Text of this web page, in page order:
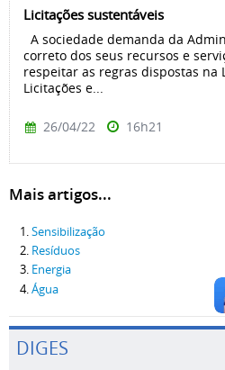
Licitações sustentáveis
A sociedade demanda da
correto dos seus recursos e
respeitar as regras dispostas na
Licitações e...
26/04/22 16h21
Mais artigos...
Sensibilização
Resíduos
Energia
Água
DIGES